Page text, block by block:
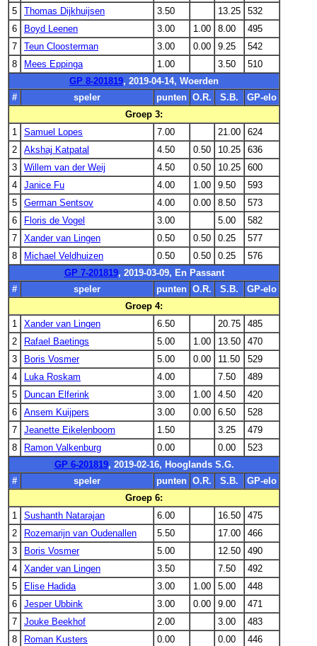
5
Thomas Dijkhuijsen 3.50 13.25
532
6
Boyd Leenen 3.00 1.00 8.00
495
7
Teun Cloosterman 3.00 0.00 9.25
542
8
Mees Eppinga 1.00 3.50
510
GP 8-201819, 2019-04-14, Woerden
#
speler punten O.R. S.B.
GP-elo
Groep 3:
1
Samuel Lopes 7.00 21.00
624
2
Akshaj Katpatal 4.50 0.50 10.25
636
3
Willem van der Weij 4.50 0.50 10.25
600
4
Janice Fu 4.00 1.00 9.50
593
5
German Sentsov 4.00 0.00 8.50
573
6
Floris de Vogel 3.00 5.00
582
7
Xander van Lingen 0.50 0.50 0.25
577
8
Michael Veldhuizen 0.50 0.50 0.25
576
GP 7-201819, 2019-03-09, En Passant
#
speler punten O.R. S.B.
GP-elo
Groep 4:
1
Xander van Lingen 6.50 20.75
485
2
Rafael Baetings 5.00 1.00 13.50
470
3
Boris Vosmer 5.00 0.00 11.50
529
4
Luka Roskam 4.00 7.50
489
5
Duncan Elferink 3.00 1.00 4.50
420
6
Ansem Kuijpers 3.00 0.00 6.50
528
7
Jeanette Eikelenboom 1.50 3.25
479
8
Ramon Valkenburg 0.00 0.00
523
GP 6-201819, 2019-02-16, Hooglands S.G.
#
speler punten O.R. S.B.
GP-elo
Groep 6:
1
Sushanth Natarajan 6.00 16.50
475
2
Rozemarijn van Oudenallen 5.50 17.00
466
3
Boris Vosmer 5.00 12.50
490
4
Xander van Lingen 3.50 7.50
492
5
Elise Hadida 3.00 1.00 5.00
448
6
Jesper Ubbink 3.00 0.00 9.00
471
7
Jouke Beekhof 2.00 3.00
483
8
Roman Kusters 0.00 0.00
446